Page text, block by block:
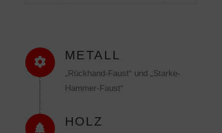
METALL
„Rückhand-Faust“ und „Starke-
Hammer-Faust“
HOLZ